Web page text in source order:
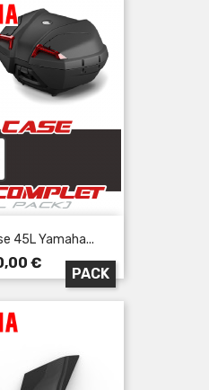
45L Yamaha...
€
PACK